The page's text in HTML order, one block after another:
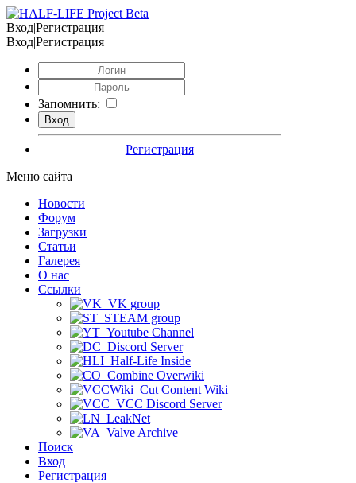
Вход|Регистрация
Вход|Регистрация
Запомнить:
Регистрация
Меню сайта
Новости
Форум
Загрузки
Статьи
Галерея
О нас
Ссылки
VK group
STEAM group
Youtube Channel
Discord Server
Half-Life Inside
Combine Overwiki
Cut Content Wiki
VCC Discord Server
LeakNet
Valve Archive
Поиск
Вход
Регистрация